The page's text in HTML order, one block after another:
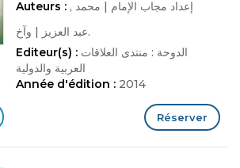
Auteurs : , إعداد مجاب الإمام | محمد
عبد العزيز |
وآخ.
Editeur(s) : الدوحة : منتدى العلاقات
العربية والدولية
Année d'édition : 2014
Réserver